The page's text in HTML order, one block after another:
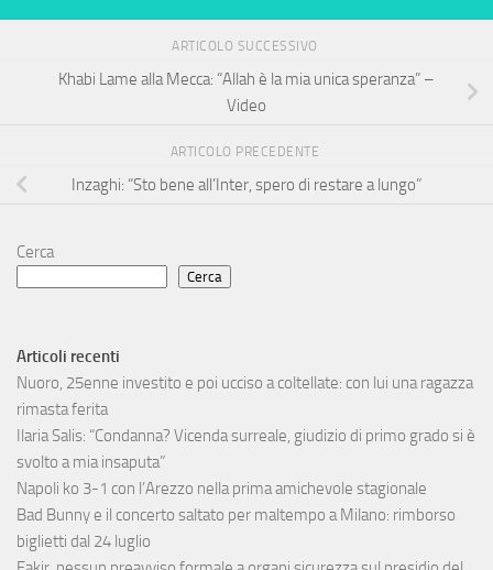
ARTICOLO SUCCESSIVO
Khabi Lame alla Mecca: “Allah è la mia unica speranza” –
Video
ARTICOLO PRECEDENTE
Inzaghi: “Sto bene all’Inter, spero di restare a lungo”
Cerca
Cerca
Articoli recenti
Nuoro, 25enne investito e poi ucciso a coltellate: con lui una ragazza
rimasta ferita
Ilaria Salis: “Condanna? Vicenda surreale, giudizio di primo grado si è
svolto a mia insaputa”
Napoli ko 3-1 con l’Arezzo nella prima amichevole stagionale
Bad Bunny e il concerto saltato per maltempo a Milano: rimborso
biglietti dal 24 luglio